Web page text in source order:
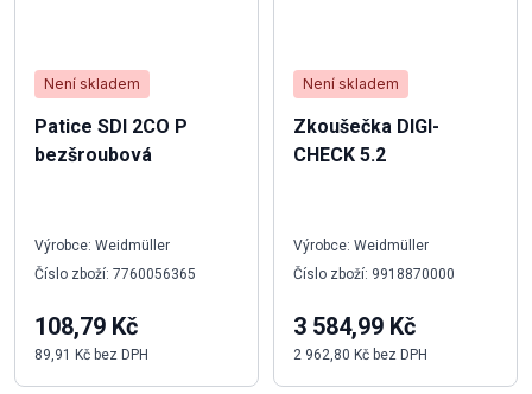
Není skladem
Patice SDI 2CO P
bezšroubová
Výrobce: Weidmüller
Číslo zboží: 7760056365
108,79 Kč
89,91 Kč bez DPH
Není skladem
Zkoušečka DIGI-
CHECK 5.2
Výrobce: Weidmüller
Číslo zboží: 9918870000
3 584,99 Kč
2 962,80 Kč bez DPH